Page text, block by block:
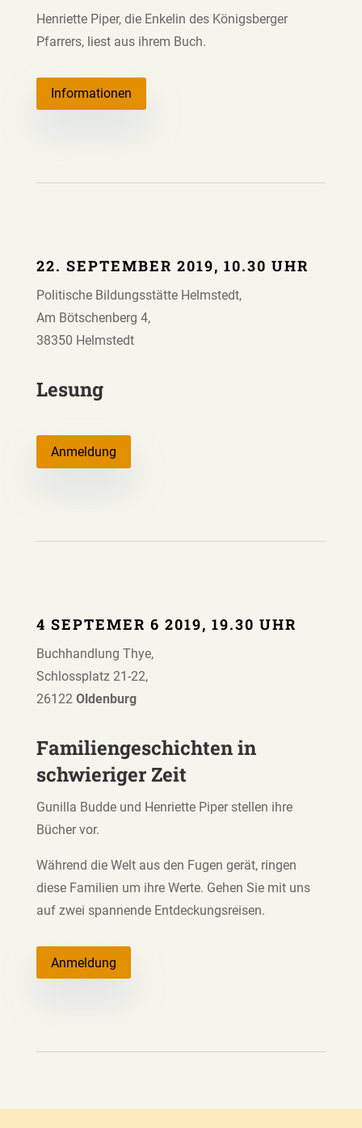
Henriette Piper, die Enkelin des Königsberger
Pfarrers, liest aus ihrem Buch.
Informationen
22. SEPTEMBER 2019, 10.30 UHR
Politische Bildungsstätte Helmstedt,
Am Bötschenberg 4,
38350 Helmstedt
Lesung
Anmeldung
4 SEPTEMER 6 2019, 19.30 UHR
Buchhandlung Thye,
Schlossplatz 21-22,
26122 Oldenburg
Familiengeschichten in
schwieriger Zeit
Gunilla Budde und Henriette Piper stellen ihre
Bücher vor.
Während die Welt aus den Fugen gerät, ringen
diese Familien um ihre Werte. Gehen Sie mit uns
auf zwei spannende Entdeckungsreisen.
Anmeldung